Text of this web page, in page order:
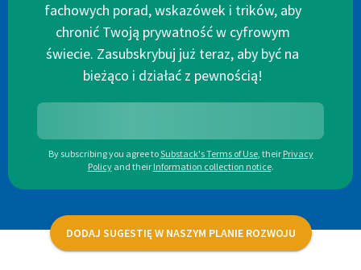
fachowych porad, wskazówek i trików, aby
chronić Twoją prywatność w cyfrowym
świecie. Zasubskrybuj już teraz, aby być na
bieżąco i działać z pewnością!
By subscribing you agree toSubstack's Terms of Use, their Privacy
Policy and their Information collection notice.
DODAJ SUGESTIĘ W NASZYM PLANIE ROZWOJU